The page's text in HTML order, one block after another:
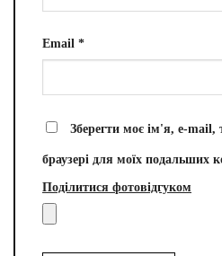
Email *
Зберегти моє ім'я, e-mail,
браузері для моїх подальших
Поділитися фотовідгуком